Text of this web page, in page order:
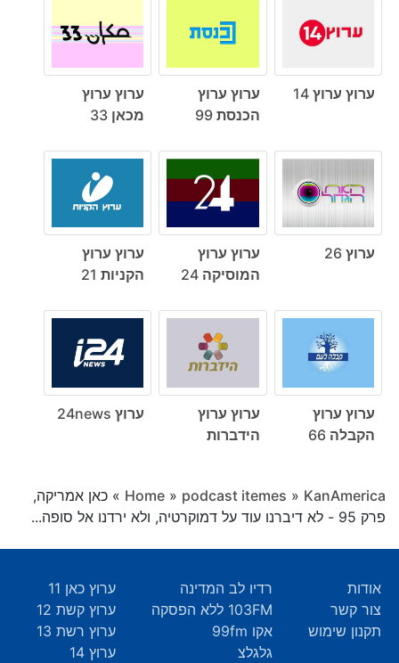
ערוץ ערוץ 14
ערוץ ערוץ
הכנסת 99
ערוץ ערוץ
מכאן 33
ערוץ 26
ערוץ ערוץ
המוסיקה 24
ערוץ ערוץ
הקניות 21
ערוץ ערוץ
הקבלה 66
ערוץ ערוץ
הידברות
ערוץ 24news
Home » podcast itemes » KanAmerica
» כאן אמריקה,
פרק 95 - לא דיברנו עוד על דמוקרטיה, ולא ירדנו אל סופה...
אודות
צור קשר
תקנון שימוש
רדיו לב המדינה
103FM ללא הפסקה
אקו 99fm
גלגלצ
ערוץ כאן 11
ערוץ קשת 12
ערוץ רשת 13
ערוץ 14